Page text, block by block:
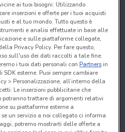
ai tuoi bisogni: Utilizzando
inserzioni e offerte per i tuoi acquisti
e al tuo mondo. Tutto questo è
e analisi effettuate in base alle
e sulle piattaforme collegate,
Privacy Policy. Per fare questo,
sull'uso dei dati raccolti a tale fine.
i tuoi dati personali conPartnersin
esterne. Puoi sempre cambiare
> Personalizzazione, all’interno della
Le inserzioni pubblicitarie che
potranno trattare di argomenti relativi
su piattaforme esterne a
un servizio a noi collegato ci informa
potremo mostrarti delle offerte a